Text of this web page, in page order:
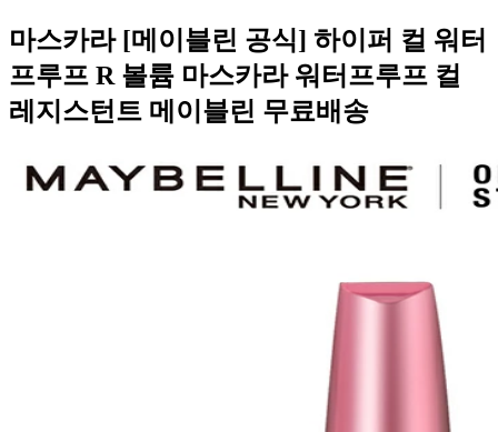
마스카라 [메이블린 공식] 하이퍼 컬 워터
프루프 R 볼륨 마스카라 워터프루프 컬
레지스턴트 메이블린 무료배송